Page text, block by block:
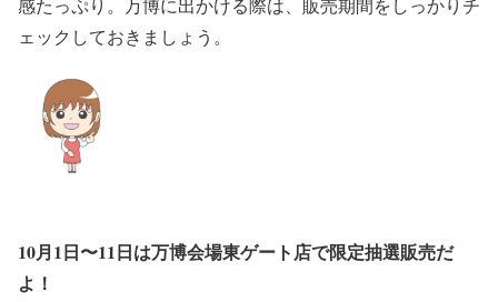
感たっぷり。万博に出かける際は、販売期間をしっかりチ
ェックしておきましょう。
10月1日〜11日は万博会場東ゲート店で限定抽選販売だ
よ！